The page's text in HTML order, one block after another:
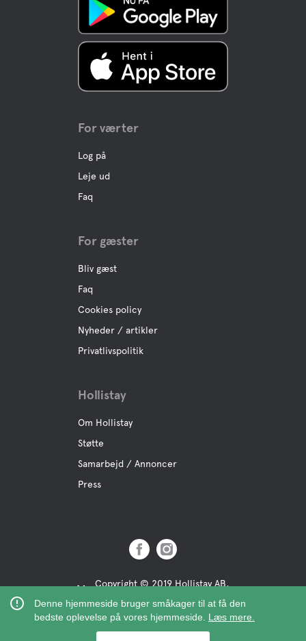
Denne hjemmeside bruger småkager til at få den
bedste oplevelse på vores hjemmeside. Læs mere.
For værter
Log på
Leje ud
Faq
For gæster
Bliv gæst
Faq
Cookies policy
Nyheder / artikler
Privatlivspolitik
Hollistay
Om Hollistay
Støtte
Samarbejd / Annoncer
Press
Copyright © 2019 Hollistay AB,
Org.Nr: 559121-9463